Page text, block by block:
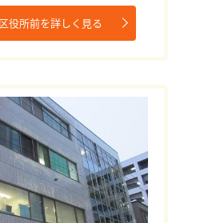
役所前を詳しく見る